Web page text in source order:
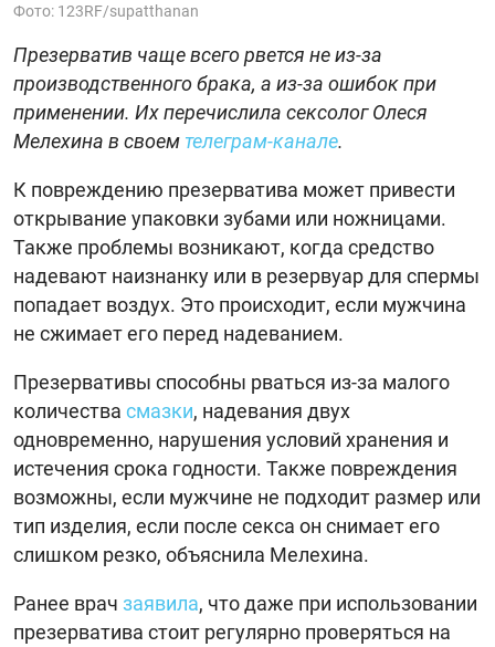
Фото: 123RF/supatthanan
Презерватив чаще всего рвется не из-за
производственного брака, а из-за ошибок при
применении. Их перечислила сексолог Олеся
Мелехина в своем телеграм-канале.
К повреждению презерватива может привести
открывание упаковки зубами или ножницами.
Также проблемы возникают, когда средство
надевают наизнанку или в резервуар для спермы
попадает воздух. Это происходит, если мужчина
не сжимает его перед надеванием.
Презервативы способны рваться из-за малого
количества смазки, надевания двух
одновременно, нарушения условий хранения и
истечения срока годности. Также повреждения
возможны, если мужчине не подходит размер или
тип изделия, если после секса он снимает его
слишком резко, объяснила Мелехина.
Ранее врач заявила, что даже при использовании
презерватива стоит регулярно проверяться на